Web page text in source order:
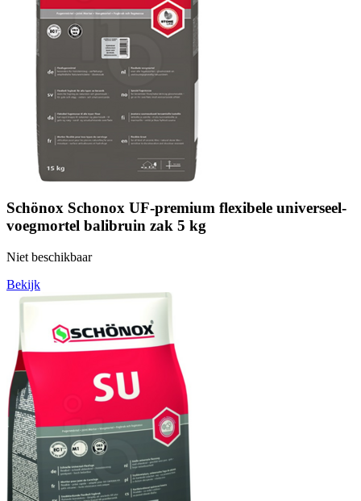
Schönox Schonox UF-premium flexibele universeel-
voegmortel balibruin zak 5 kg
Niet beschikbaar
Bekijk